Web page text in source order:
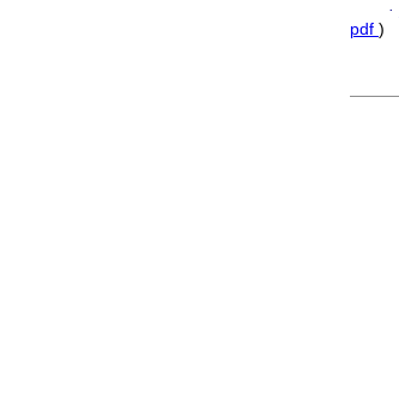
·
pdf )